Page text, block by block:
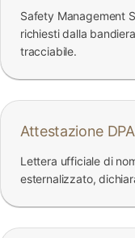
Safety Management
richiesti dalla
tracciabile.
Attestazione
Lettera ufficiale di
esternalizzato,